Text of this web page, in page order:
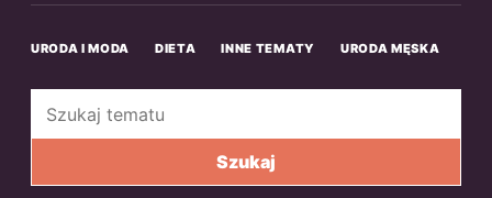
URODA I MODA DIETA INNE TEMATY URODA MĘSKA
Szukaj
Szukaj